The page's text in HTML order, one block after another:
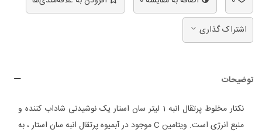
اشتراک گذاری
توضیحات
نکتار مخلوط پرتقال انبه 1 لیتر سان استار یک نوشیدنی شاداب کننده و
منبع انرژی است. ویتامین C موجود در آبمیوه پرتقال انبه سان استار ، به